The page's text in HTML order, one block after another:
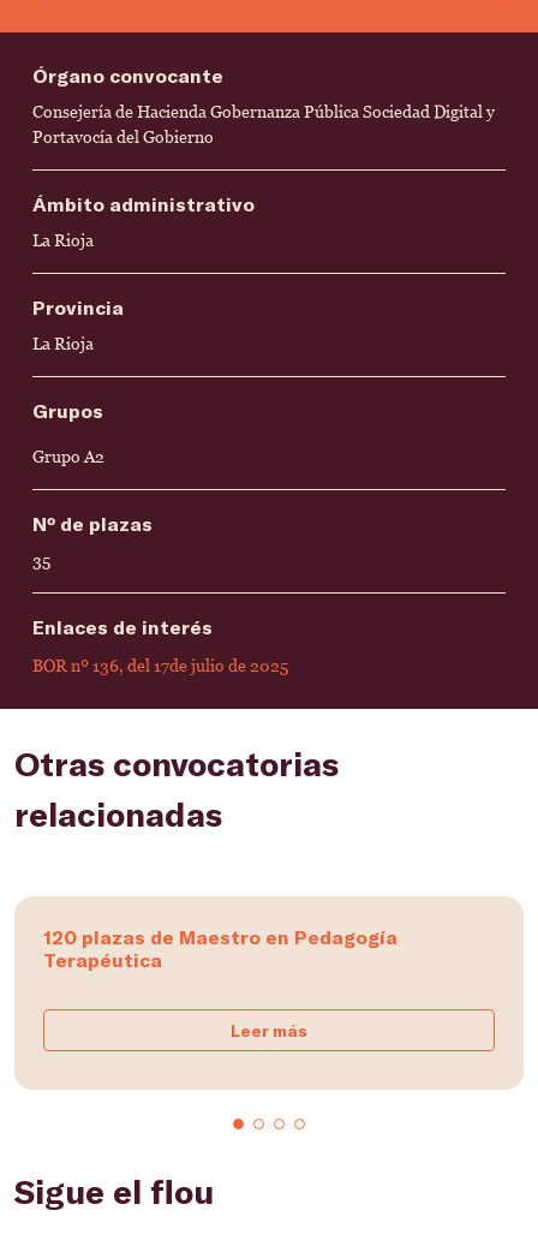
Órgano convocante
Consejería de Hacienda Gobernanza Pública Sociedad Digital y
Portavocía del Gobierno
Ámbito administrativo
La Rioja
Provincia
La Rioja
Grupos
Grupo A2
Nº de plazas
35
Enlaces de interés
BOR nº 136, del 17de julio de 2025
Otras convocatorias
relacionadas
120 plazas de Maestro en Pedagogía
Terapéutica
Leer más
Sigue el flou